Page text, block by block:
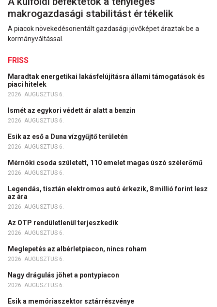
makrogazdasági stabilitást értékelik
A piacok növekedésorientált gazdasági jövőképet áraztak be a
kormányváltással.
FRISS
Maradtak energetikai lakásfelújításra állami támogatások és
piaci hitelek
2026. AUGUSZTUS 6.
Ismét az egykori védett ár alatt a benzin
2026. AUGUSZTUS 6.
Esik az eső a Duna vízgyűjtő területén
2026. AUGUSZTUS 6.
Mérnöki csoda született, 110 emelet magas úszó szélerőmű
2026. AUGUSZTUS 6.
Legendás, tisztán elektromos autó érkezik, 8 millió forint lesz
az ára
2026. AUGUSZTUS 6.
Az OTP rendületlenül terjeszkedik
2026. AUGUSZTUS 6.
Meglepetés az albérletpiacon, nincs roham
2026. AUGUSZTUS 6.
Nagy drágulás jöhet a pontypiacon
2026. AUGUSZTUS 6.
Esik a memóriaszektor sztárrészvénye